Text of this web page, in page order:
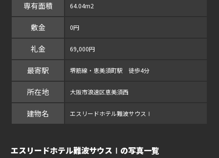
専有面積 64.04m2
敷金 0円
礼金 69,000円
最寄駅 堺筋線・恵美須町駅 徒歩4分
所在地 大阪市浪速区恵美須西
建物名 エスリードホテル難波サウスⅠ
エスリードホテル難波サウスⅠの写真一覧